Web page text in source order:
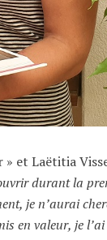
et Laëtitia
durant la
je n’aurai
en valeur, je